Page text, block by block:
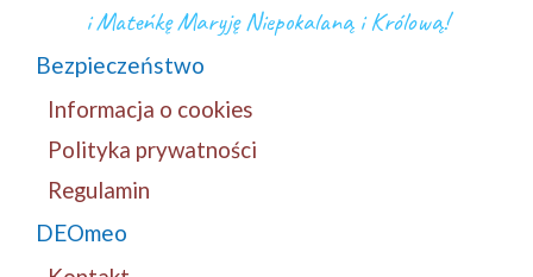
i Mateńkę Maryję Niepokalaną i Królową!
Bezpieczeństwo
Informacja o cookies
Polityka prywatności
Regulamin
DEOmeo